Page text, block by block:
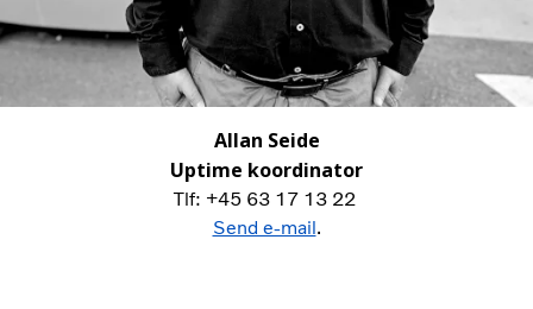
Allan Seide
Uptime koordinator
Tlf: +45 63 17 13 22
Send e-mail.